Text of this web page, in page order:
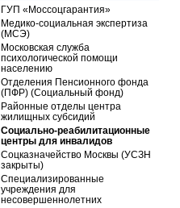
ГУП «Моссоцгарантия»
Медико-социальная экспертиза
(МСЭ)
Московская служба
психологической помощи
населению
Отделения Пенсионного фонда
(ПФР) (Социальный фонд)
Районные отделы центра
жилищных субсидий
Социально-реабилитационные
центры для инвалидов
Соцказначейство Москвы (УСЗН
закрыты)
Специализированные
учреждения для
несовершеннолетних